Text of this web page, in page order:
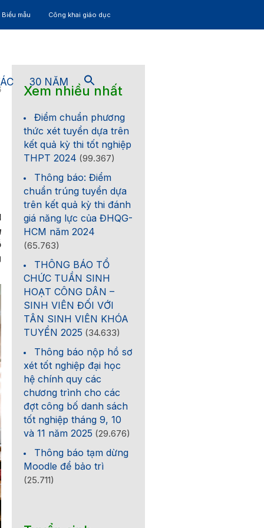
mẫu Công khai giáo dục
30 NĂM
Xem nhiều nhất
Điểm chuẩn phương
thức xét tuyển dựa trên
kết quả kỳ thi tốt nghiệp
THPT 2024 (99.367)
Thông báo: Điểm
chuẩn trúng tuyển dựa
trên kết quả kỳ thi đánh
giá năng lực của ĐHQG-
HCM năm 2024
(65.763)
THÔNG BÁO TỔ
CHỨC TUẦN SINH
HOẠT CÔNG DÂN –
SINH VIÊN ĐỐI VỚI
TÂN SINH VIÊN KHÓA
TUYỂN 2025 (34.633)
Thông báo nộp hồ sơ
xét tốt nghiệp đại học
hệ chính quy các
chương trình cho các
đợt công bố danh sách
tốt nghiệp tháng 9, 10
và 11 năm 2025 (29.676)
Thông báo tạm dừng
Moodle để bảo trì
(25.711)